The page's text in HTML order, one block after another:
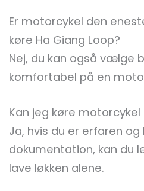
Er motorcykel den
køre Ha Giang Loop?
Nej, du kan også vælge
komfortabel på en
Kan jeg køre motorcykel
Ja, hvis du er erfaren
dokumentation, kan du
lave løkken alene.